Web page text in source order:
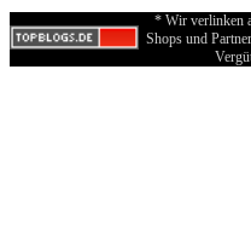
* Wir verlinken
Shops und